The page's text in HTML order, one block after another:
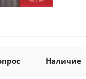
Наличие